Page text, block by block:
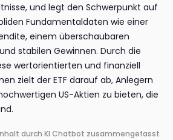
und legt den Schwerpunkt auf
Fundamentaldaten wie einer
einem überschaubaren
stabilen Gewinnen. Durch die
wertorientierten und finanziell
zielt der ETF darauf ab, Anlegern
US-Aktien zu bieten, die
durch KI Chatbot zusammengefasst